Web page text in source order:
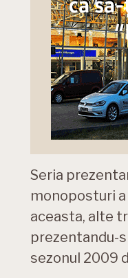
Seria
monoposturi
aceasta, alte
prezentandu-
sezonul 2009